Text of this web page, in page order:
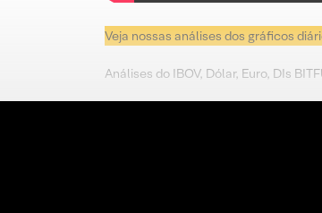
Veja nossas análises dos gráficos
Análises do IBOV, Dólar, Euro, DIs